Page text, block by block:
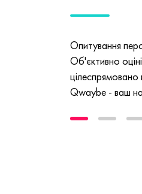
Опитування
Об'єктивно
цілеспрямовано
Qwaybe - ваш